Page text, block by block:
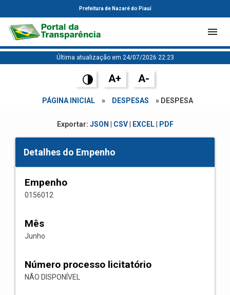
Prefeitura de Nazaré do Piauí
Última atualização em 24/07/2026 22:23
A+ A-
PÁGINA INICIAL » DESPESAS » DESPESA
Exportar: JSON CSV| EXCEL| PDF
Detalhes do Empenho
Empenho
0156012
Mês
Junho
Número processo licitatório
NÃO DISPONÍVEL